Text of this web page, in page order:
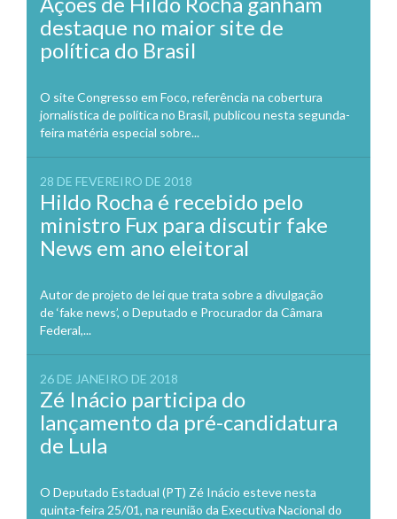
destaque no maior site de
política do Brasil
O site Congresso em Foco, referência na cobertura
jornalística de política no Brasil, publicou nesta segunda-
feira matéria especial sobre...
28 DE FEVEREIRO DE 2018
Hildo Rocha é recebido pelo
ministro Fux para discutir fake
News em ano eleitoral
Autor de projeto de lei que trata sobre a divulgação
de ‘fake news’, o Deputado e Procurador da Câmara
Federal,...
26 DE JANEIRO DE 2018
Zé Inácio participa do
lançamento da pré-candidatura
de Lula
O Deputado Estadual (PT) Zé Inácio esteve nesta
quinta-feira 25/01, na reunião da Executiva Nacional do